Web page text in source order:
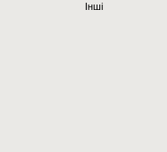
Інші